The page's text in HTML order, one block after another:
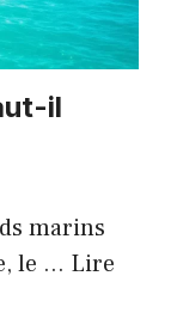
il
marins
le … Lire